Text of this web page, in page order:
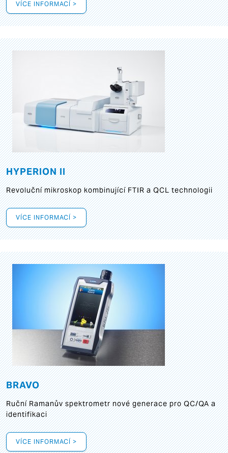
VÍCE INFORMACÍ >
HYPERION II
Revoluční mikroskop kombinující FTIR a QCL technologii
VÍCE INFORMACÍ >
BRAVO
Ruční Ramanův spektrometr nové generace pro QC/QA a
identifikaci
VÍCE INFORMACÍ >